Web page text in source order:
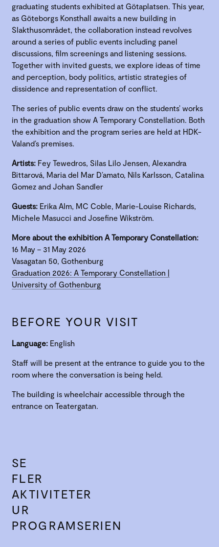
graduating students exhibited at Götaplatsen. This year,
as Göteborgs Konsthall awaits a new building in
Slakthusområdet, the collaboration instead revolves
around a series of public events including panel
discussions, film screenings and listening sessions.
Together with invited guests, we explore ideas of time
and perception, body politics, artistic strategies of
dissidence and representation of conflict.
The series of public events draw on the students’ works
in the graduation show A Temporary Constellation. Both
the exhibition and the program series are held at HDK-
Valand’s premises.
Artists: Fey Tewedros, Silas Lilo Jensen, Alexandra
Bittarová, Maria del Mar D’amato, Nils Karlsson, Catalina
Gomez and Johan Sandler
Guests: Erika Alm, MC Coble, Marie-Louise Richards,
Michele Masucci and Josefine Wikström.
More about the exhibition A Temporary Constellation:
16 May – 31 May 2026
Vasagatan 50, Gothenburg
Graduation 2026: A Temporary Constellation |
University of Gothenburg
BEFORE YOUR VISIT
Language: English
Staff will be present at the entrance to guide you to the
room where the conversation is being held.
The building is wheelchair accessible through the
entrance on Teatergatan.
SE
FLER
AKTIVITETER
UR
PROGRAMSERIEN